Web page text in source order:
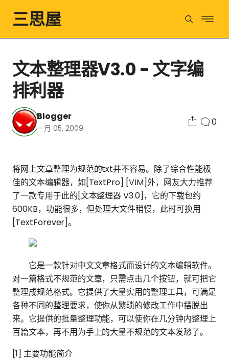
三思屋
文本整理器V3.0 - 文字编
排利器
Blogger
一月 05, 2009
0
将网上文章整理为规范的txt并不容易。除了综合性能极
佳的文本编辑器，如[TextPro] [VIM]外，网友大力推荐
了一款专用于此的[文本整理器 V3.0]，它的下载包约
600KB，功能很多，但处理大文件稍慢，此时可换用
[TextForever]。
它是一款针对中文文章格式而设计的文本编辑软件。
对一篇格式不规范的文章，只需点击几个按钮，就可把它
整理成规范格式。它提供了大量实用的整理工具，可满足
各种不同的整理要求，使你从繁琐的修改工作中摆脱出
来。它提供的批量整理功能，可以使你在几分钟内整理上
百篇文本，再不用为手上的大量不规范的文本发愁了。
[1] 主要功能简介